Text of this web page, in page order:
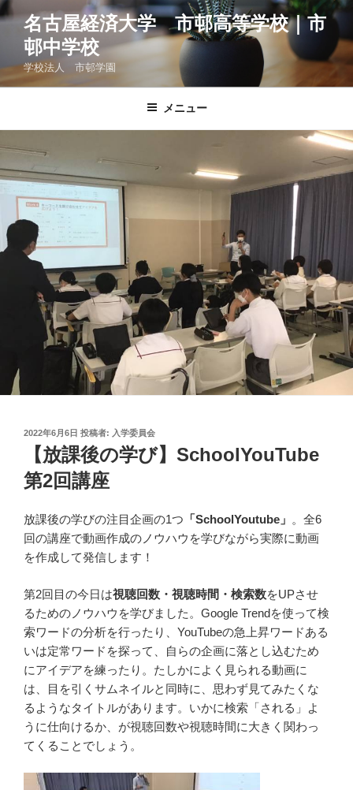
コ
ン
ツ
プ
名古屋経済大学 市邨高等学校｜市
邨中学校
学校法人 市邨学園
メニュー
投
2022年6月6日 投稿者: 入学委員会
【放課後の学び】SchoolYouTube
第2回講座
放課後の学びの注目企画の1つ 「SchoolYoutube」 。全6
回の講座で動画作成のノウハウを学びながら実際に動画
を作成して発信します！
第2回目の今日は視聴回数・視聴時間・検索数をUPさせ
るためのノウハウを学びました。Google Trendを使って検
索ワードの分析を行ったり、YouTubeの急上昇ワードある
いは定常ワードを探って、自らの企画に落とし込むため
にアイデアを練ったり。たしかによく見られる動画に
は、目を引くサムネイルと同時に、思わず見てみたくな
るようなタイトルがあります。いかに検索「される」よ
うに仕向けるか、が視聴回数や視聴時間に大きく関わっ
てくることでしょう。